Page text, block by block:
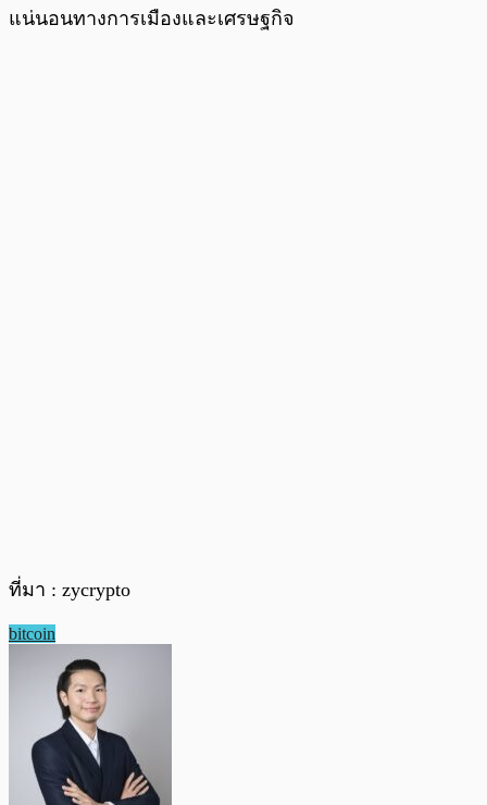
แน่นอนทางการเมืองและเศรษฐกิจ
ที่มา : zycrypto
bitcoin